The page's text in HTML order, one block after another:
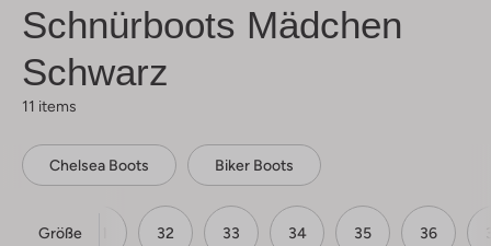
Schnürboots Mädchen
Schwarz
11 items
Chelsea Boots Biker Boots
Größe
30 32 33 34 35 36